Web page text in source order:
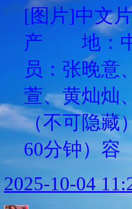
[图片]中文
产 地：
员：张晚意
萱、黄灿
（不可隐藏
60分钟）
2025-10-04